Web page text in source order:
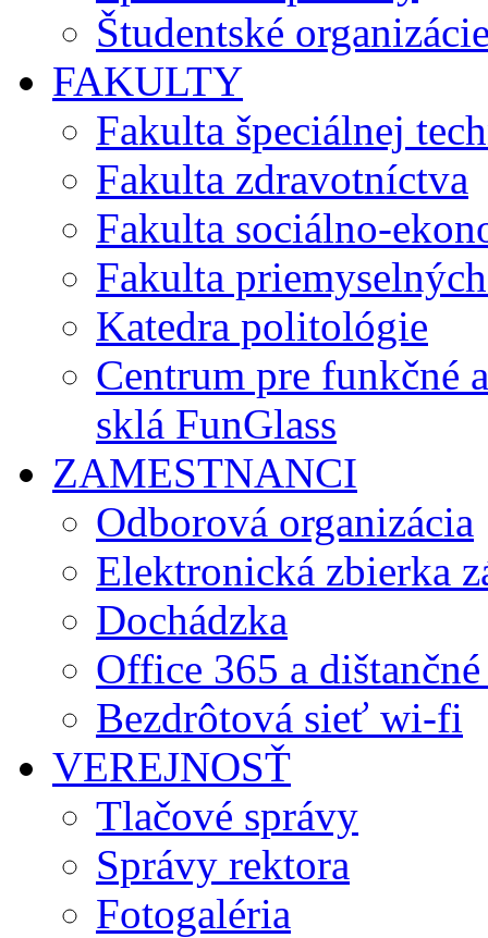
Študentské
FAKULTY
Fakulta špeciálnej
Fakulta zdravotníctva
Fakulta sociálno-
Fakulta
Katedra politológie
Centrum pre funkčné
sklá FunGlass
ZAMESTNANCI
Odborová organizácia
Elektronická zbierka
Dochádzka
Office 365 a
Bezdrôtová sieť wi-fi
VEREJNOSŤ
Tlačové správy
Správy rektora
Fotogaléria